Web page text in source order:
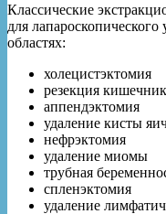
Классические
для
областях:
холецистэктомия
резекция
аппендэктомия
удаление кисты
нефрэктомия
удаление миомы
трубная
спленэктомия
удаление